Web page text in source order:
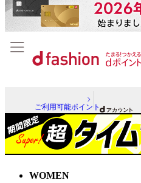
ご利用可能ポイント
WOMEN